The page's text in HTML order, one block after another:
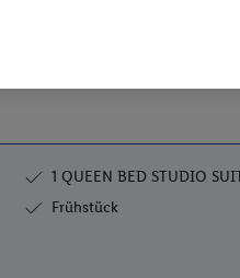
1 QUEEN BED STUDIO
Frühstück